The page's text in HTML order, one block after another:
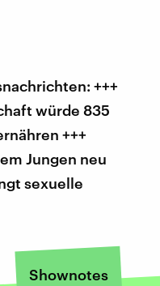
+++
würde 835
+++
Jungen neu
sexuelle
Shownotes